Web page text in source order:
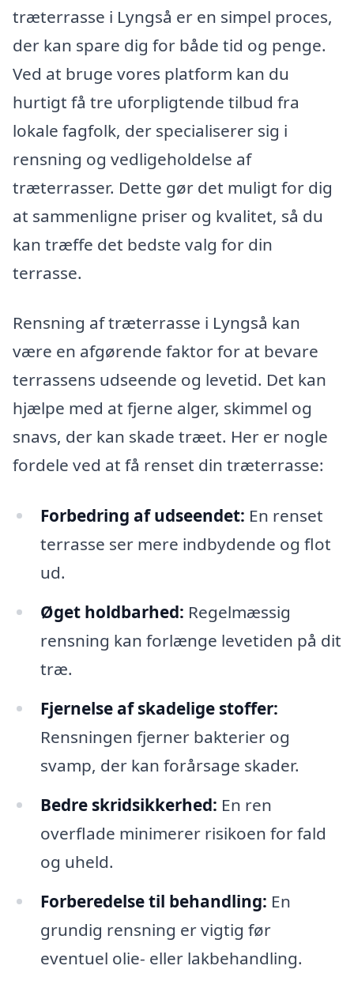
træterrasse i Lyngså er en simpel proces,
der kan spare dig for både tid og penge.
Ved at bruge vores platform kan du
hurtigt få tre uforpligtende tilbud fra
lokale fagfolk, der specialiserer sig i
rensning og vedligeholdelse af
træterrasser. Dette gør det muligt for dig
at sammenligne priser og kvalitet, så du
kan træffe det bedste valg for din
terrasse.
Rensning af træterrasse i Lyngså kan
være en afgørende faktor for at bevare
terrassens udseende og levetid. Det kan
hjælpe med at fjerne alger, skimmel og
snavs, der kan skade træet. Her er nogle
fordele ved at få renset din træterrasse:
Forbedring af udseendet: En renset
terrasse ser mere indbydende og flot
ud.
Øget holdbarhed: Regelmæssig
rensning kan forlænge levetiden på dit
træ.
Fjernelse af skadelige stoffer:
Rensningen fjerner bakterier og
svamp, der kan forårsage skader.
Bedre skridsikkerhed: En ren
overflade minimerer risikoen for fald
og uheld.
Forberedelse til behandling: En
grundig rensning er vigtig før
eventuel olie- eller lakbehandling.